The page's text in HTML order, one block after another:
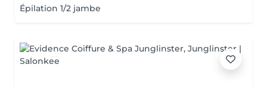
Épilation 1/2 jambe